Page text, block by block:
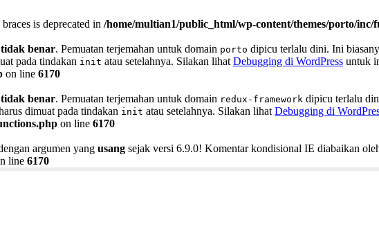
is deprecated in /home/multian1/public_html/wp-content/themes/porto/inc/
tidak benar. Pemuatan terjemahan untuk domain porto dipicu terlalu dini. Ini
pada tindakan init atau setelahnya. Silakan lihat Debugging di WordPress untuk
on line 6170
tidak benar. Pemuatan terjemahan untuk domain redux-framework dipicu terlalu
dimuat pada tindakan init atau setelahnya. Silakan lihat Debugging di
on line 6170
argumen yang usang sejak versi 6.9.0! Komentar kondisional IE diabaikan
line 6170